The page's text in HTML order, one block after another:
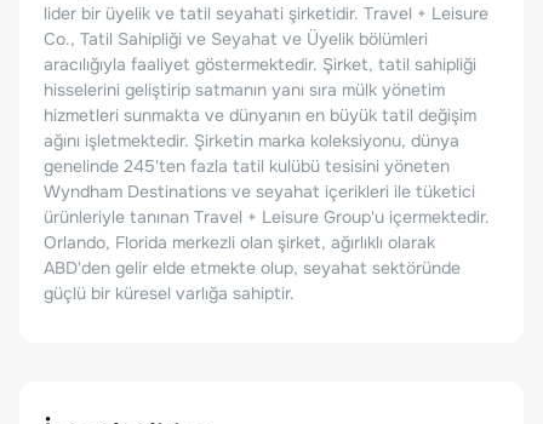
lider bir üyelik ve tatil seyahati şirketidir. Travel + Leisure
Co., Tatil Sahipliği ve Seyahat ve Üyelik bölümleri
aracılığıyla faaliyet göstermektedir. Şirket, tatil sahipliği
hisselerini geliştirip satmanın yanı sıra mülk yönetim
hizmetleri sunmakta ve dünyanın en büyük tatil değişim
ağını işletmektedir. Şirketin marka koleksiyonu, dünya
genelinde 245'ten fazla tatil kulübü tesisini yöneten
Wyndham Destinations ve seyahat içerikleri ile tüketici
ürünleriyle tanınan Travel + Leisure Group'u içermektedir.
Orlando, Florida merkezli olan şirket, ağırlıklı olarak
ABD'den gelir elde etmekte olup, seyahat sektöründe
güçlü bir küresel varlığa sahiptir.